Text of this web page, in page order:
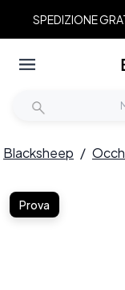
SPEDIZIONE
Blacksheep /
Prova